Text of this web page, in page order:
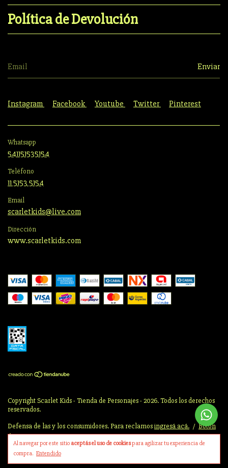
Al navegar por este sitio aceptás el uso de cookiespara agilizar tu experiencia de
compra. Entendido
Política de Devolución
Instagram Facebook Youtube Twitter Pinterest
Whatsapp
541151535154
Teléfono
11 5153 5154
Email
scarletkids@live.com
Dirección
www.scarletkids.com
Copyright Scarlet Kids - Tienda de Personajes - 2026. Todos los derechos
reservados.
Defensa de las y los consumidores. Para reclamosingresá acá. / Botón
de arrepentimiento